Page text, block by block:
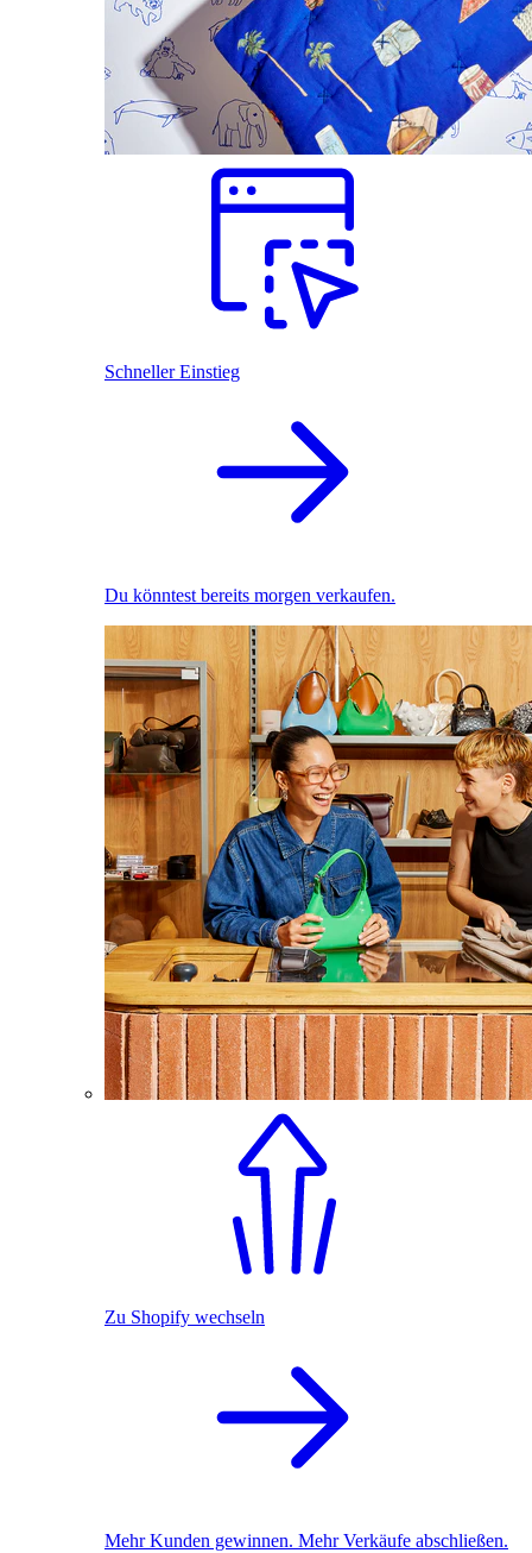
Schneller Einstieg
Du könntest bereits morgen verkaufen.
Zu Shopify wechseln
Mehr Kunden gewinnen. Mehr Verkäufe abschließen.